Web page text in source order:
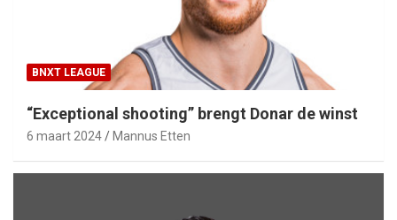
BNXT LEAGUE
“Exceptional shooting” brengt Donar de winst
6 maart 2024 Mannus Etten